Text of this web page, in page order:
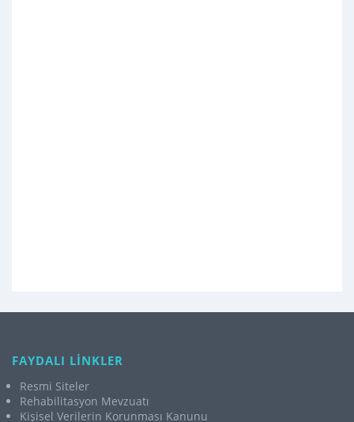
FAYDALI LİNKLER
Resmi Siteler
Rehabilitasyon Mevzuatı
Kişisel Verilerin Korunması Kanunu